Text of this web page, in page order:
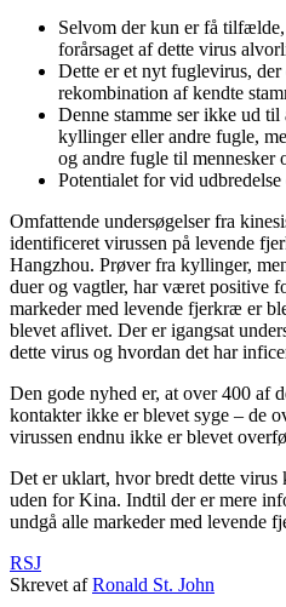
Selvom der kun er få
forårsaget af dette virus
Dette er et nyt fuglevirus, der
rekombination af kendte
Denne stamme ser ikke ud
kyllinger eller andre fugle,
og andre fugle til mennesker
Potentialet for vid
Omfattende undersøgelser fra
identificeret virussen på levende
Hangzhou. Prøver fra kyllinger,
duer og vagtler, har været positive
markeder med levende fjerkræ er
blevet aflivet. Der er igangsat
dette virus og hvordan det har
Den gode nyhed er, at over 400 af
kontakter ikke er blevet syge – de
virussen endnu ikke er blevet
Det er uklart, hvor bredt dette virus
uden for Kina. Indtil der er mere
undgå alle markeder med levende
RSJ
Skrevet af Ronald St. John